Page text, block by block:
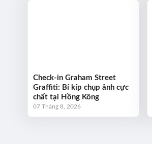
Check-in Graham Street
Graffiti: Bí kíp chụp ảnh cực
chất tại Hồng Kông
07 Tháng 8, 2026